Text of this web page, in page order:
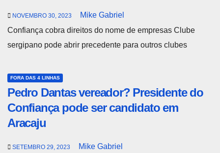
NOVEMBRO 30, 2023
Mike Gabriel
Confiança cobra direitos do nome de empresas Clube
sergipano pode abrir precedente para outros clubes
FORA DAS 4 LINHAS
Pedro Dantas vereador? Presidente do
Confiança pode ser candidato em
Aracaju
SETEMBRO 29, 2023
Mike Gabriel